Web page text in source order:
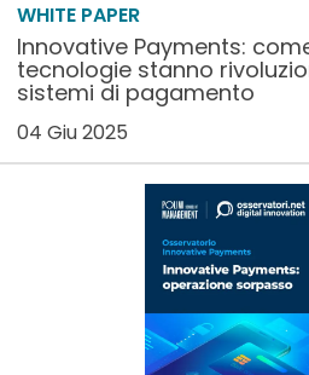
WHITE PAPER
Innovative Payments:
tecnologie stanno
sistemi di pagamento
04 Giu 2025